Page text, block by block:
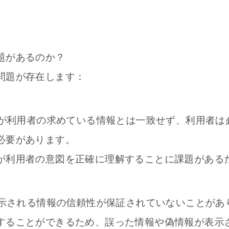
があるのか？
が存在します：
利用者の求めている情報とは一致せず、利用者は
があります。
用者の意図を正確に理解することに課題がある
れる情報の信頼性が保証されていないことがあ
ことができるため、誤った情報や偽情報が表示